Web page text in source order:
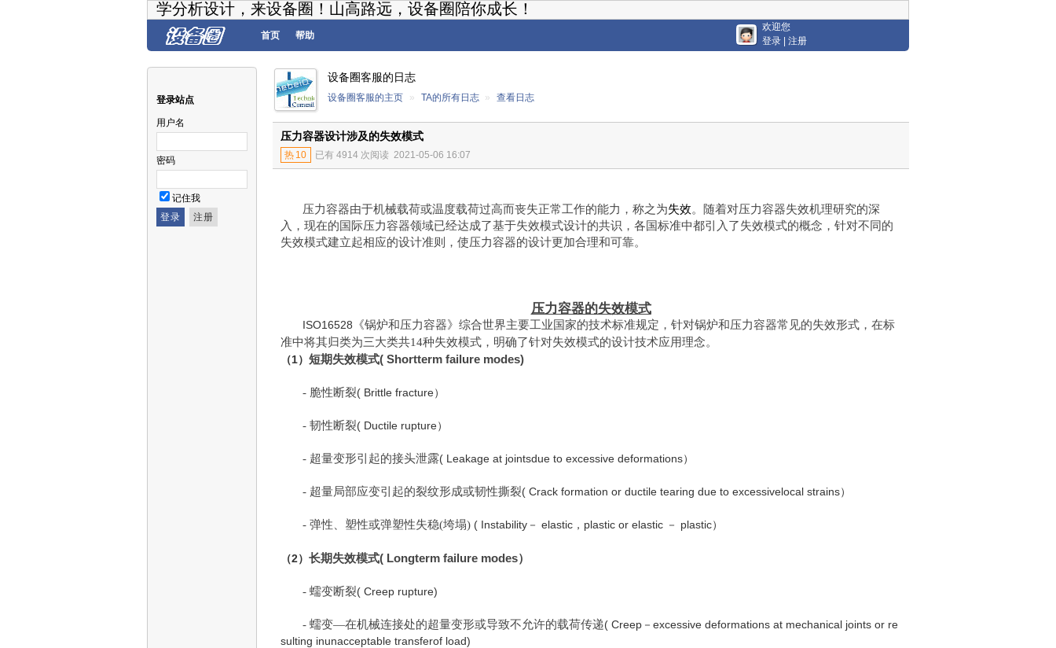
学分析设计，来设备圈！山高路远，设备圈陪你成长！
首页 帮助
欢迎您
登录
注册
登录站点
用户名
密码
记住我
设备圈客服的日志
设备圈客服的主页 » TA的所有日志 » 查看日志
压力容器设计涉及的失效模式
热 10 已有 4914 次阅读 2021-05-06 16:07
压力容器由于机械载荷或温度载荷过高而丧失正常工作的能力，称之为失效。随着对压力容器失效机理研究的深
入，现在的国际压力容器领域已经达成了基于失效模式设计的共识，各国标准中都引入了失效模式的概念，针对不同的
失效模式建立起相应的设计准则，使压力容器的设计更加合理和可靠。
压力容器的失效模式
ISO16528 《锅炉和压力容器》综合世界主要工业国家的技术标准规定，针对锅炉和压力容器常见的失效形式，在标
准中将其归类为三大类共14种失效模式，明确了针对失效模式的设计技术应用理念。
（1） 短期失效模式( Shortterm failure modes)
- 脆性断裂( Brittle fracture）
- 韧性断裂( Ductile rupture）
- 超量变形引起的接头泄露( Leakage at jointsdue to excessive deformations）
- 超量局部应变引起的裂纹形成或韧性撕裂( Crack formation or ductile tearing due to excessivelocal strains）
- 弹性、塑性或弹塑性失稳(垮塌) ( Instability－ elastic，plastic or elastic － plastic）
（2） 长期失效模式( Longterm failure modes）
- 蠕变断裂( Creep rupture)
- 蠕变—在机械连接处的超量变形或导致不允许的载荷传递( Creep－excessive deformations at mechanical joints or re
sulting inunacceptable transferof load)